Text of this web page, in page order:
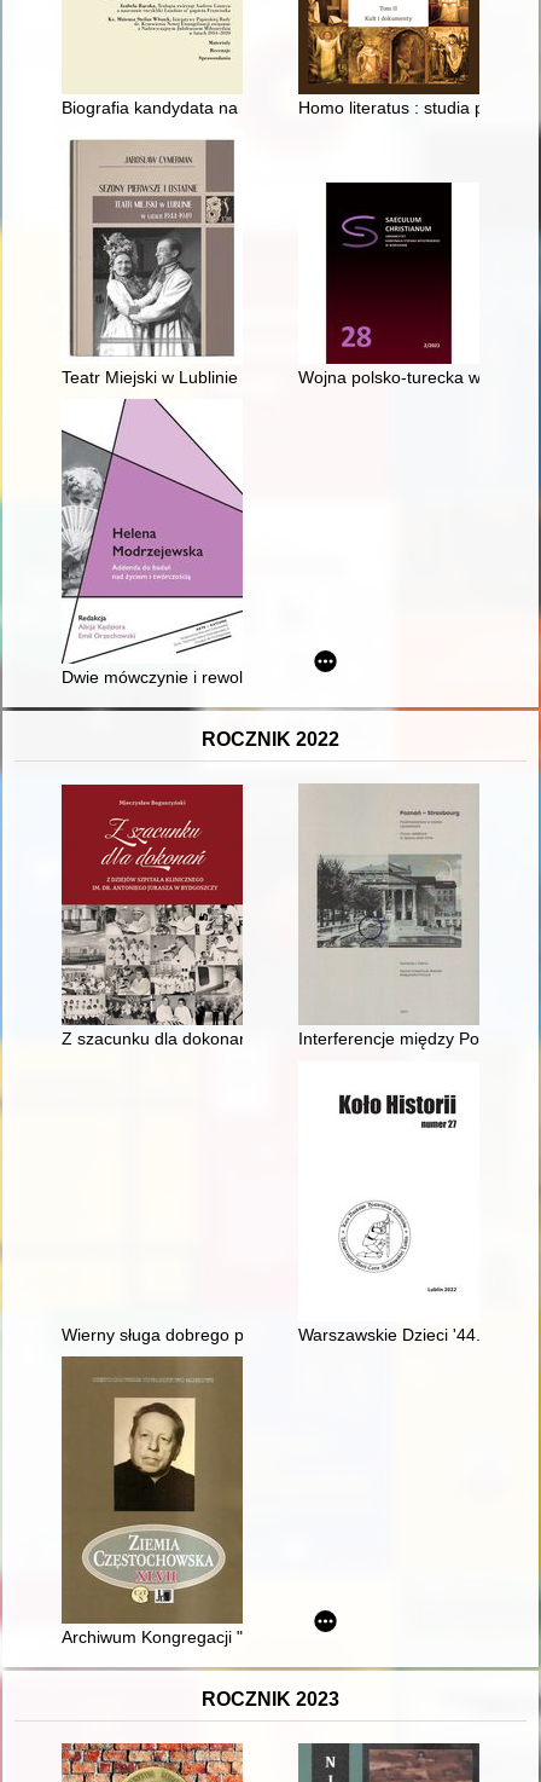
Biografia kandydata na biskupa : Jerzy Stroba - kapłan
Homo literatus : studia
Teatr Miejski w Lublinie (1944-1949) : źródła - nieznane fakty
Wojna polsko-turecka w latach
Dwie mówczynie i rewolucjonistki : Helena Modrzejewska i
ROCZNIK 2022
Z szacunku dla dokonań : z dziejów Szpitala Klinicznego im.
Interferencje między
Wierny sługa dobrego prawa : profesor Jarosław Warylewski
Warszawskie Dzieci '44.
Archiwum Kongregacji "Propaganda Fide" w Rzymie
ROCZNIK 2023